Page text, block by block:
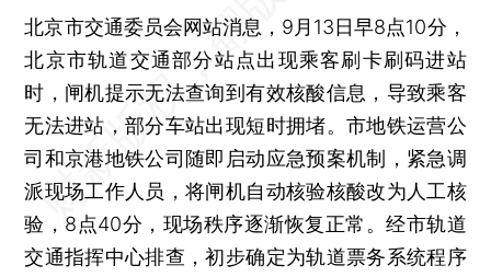
企业年金基金规模首破2.7万亿 上半年收益先抑后扬
国家组织冠脉支架集中带量采购协议期满接续采购三年
工业企业大范围减产，欧洲警惕永久性“去工业化”
北京市交通委员会网站消息，9月13日早8点10分，
北京市轨道交通部分站点出现乘客刷卡刷码进站
时，闸机提示无法查询到有效核酸信息，导致乘客
无法进站，部分车站出现短时拥堵。市地铁运营公
司和京港地铁公司随即启动应急预案机制，紧急调
派现场工作人员，将闸机自动核验核酸改为人工核
验，8点40分，现场秩序逐渐恢复正常。经市轨道
交通指挥中心排查，初步确定为轨道票务系统程序